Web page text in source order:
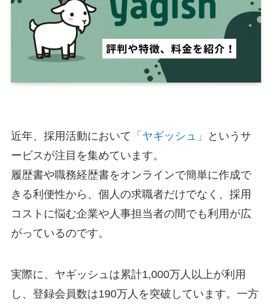
近年、採用活動において 「ヤギッシュ」
というサ
ービスが注目を集めています。
履歴書や職務経歴書をオンラインで簡単に作成で
きる利便性から、個人の求職者だけでなく、採用
コストに悩む企業や人事担当者の間でも利用が広
がっているのです。
実際に、ヤギッシュは累計1,000万人以上が利用
し、登録会員数は190万人を突破しています。一方